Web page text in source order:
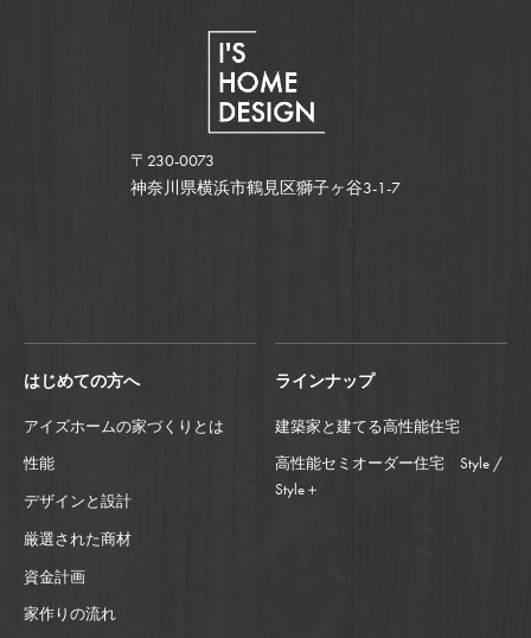
〒230-0073
神奈川県横浜市鶴見区獅子ヶ谷3-1-7
はじめての方へ
アイズホームの家づくりとは
性能
デザインと設計
厳選された商材
資金計画
家作りの流れ
ラインナップ
建築家と建てる高性能住宅
高性能セミオーダー住宅 Style /
Style＋